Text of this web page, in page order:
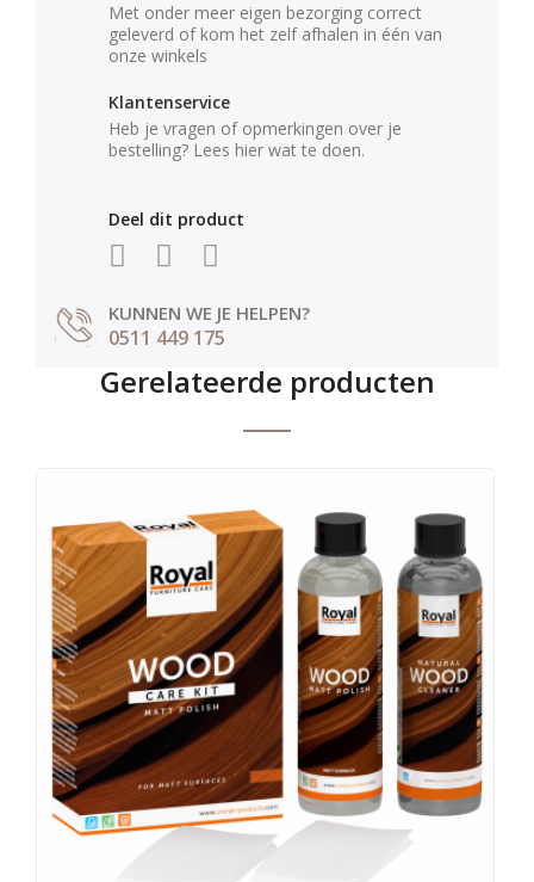
Met onder meer eigen bezorging correct
geleverd of kom het zelf afhalen in één van
onze winkels
Klantenservice
Heb je vragen of opmerkingen over je
bestelling? Lees hier wat te doen.
Deel dit product
KUNNEN WE JE HELPEN?
0511 449 175
Gerelateerde producten